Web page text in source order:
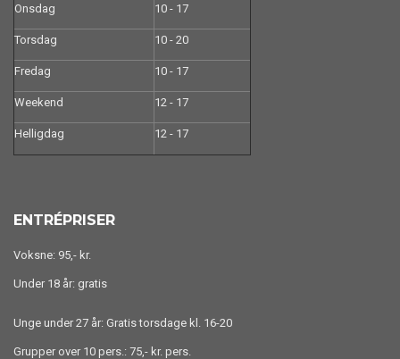
Onsdag 10 - 17
Torsdag 10 - 20
Fredag 10 - 17
Weekend 12 - 17
Helligdag 12 - 17
ENTRÉPRISER
Voksne: 95,- kr.
Under 18 år: gratis
Unge under 27 år: Gratis torsdage kl. 16-20
Grupper over 10 pers.: 75,- kr. pers.